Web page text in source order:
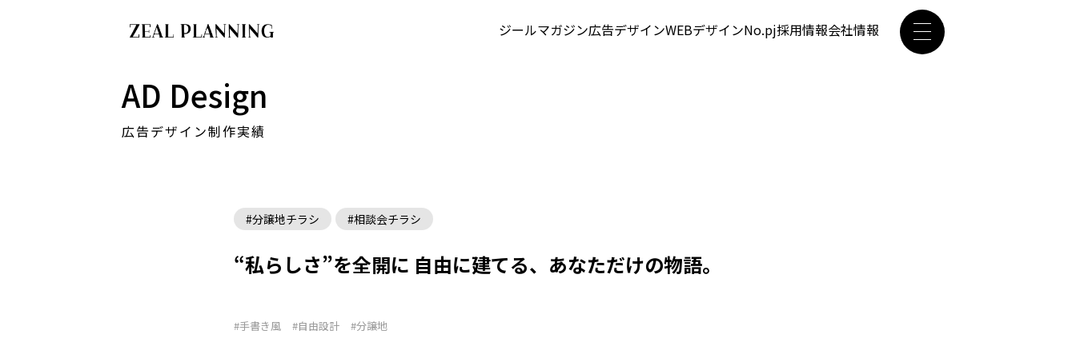
ジールマガジン広告デザインWEBデザインNo.pj採用情報会社情報
AD Design
広告デザイン制作実績
#分譲地チラシ #相談会チラシ
“私らしさ”を全開に 自由に建てる、あなただけの物語。
#手書き風 #自由設計 #分譲地